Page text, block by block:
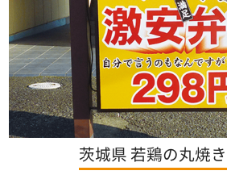
茨城県 若鶏の丸焼